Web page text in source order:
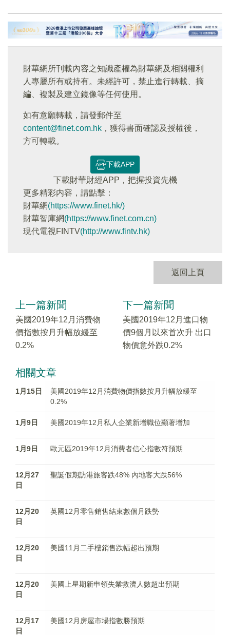
財華網所刊載內容之知識產權為財華網及相關權利
人專屬所有或持有。未經許可，禁止進行轉載、摘
編、複製及建立鏡像等任何使用。
如有意願轉載，請發郵件至
content@finet.com.hk ，獲得書面確認及授權後，
方可轉載。
下載APP
下載財華財經APP，把握投資先機
更多精彩内容，請點擊：
財華網(https://www.finet.hk/)
財華智庫網(https://www.finet.com.cn)
現代電視FINTV(http://www.fintv.hk)
返回上頁
上一篇新聞
美國2019年12月消費物
價指數按月升幅放緩至
0.2%
下一篇新聞
美國2019年12月進口物
價9個月以來首次升 出口
物價意外跌0.2%
相關文章
1月15日
美國2019年12月消費物價指數按月升幅放緩至
0.2%
1月9日 美國2019年12月私人企業新增職位顯著增加
1月9日 歐元區2019年12月消費者信心指數符預期
12月27
日
聖誕假期訪港旅客跌48% 內地客大跌56%
12月20
日
英國12月零售銷售結束數個月跌勢
12月20
日
美國11月二手樓銷售跌幅超出預期
12月20
日
美國上星期新申領失業救濟人數超出預期
12月17
日
美國12月房屋市場指數勝預期